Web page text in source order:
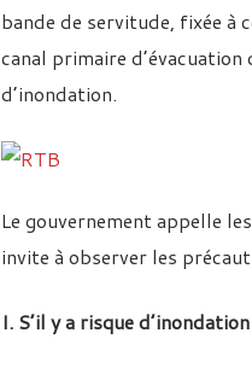
bande de servitude, fixée
canal primaire
d’inondation.
Le gouvernement appelle
invite à observer les
I. S’il y a risque